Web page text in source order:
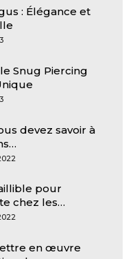
: Élégance et
Snug Piercing
devez savoir à
pour
chez les…
en œuvre